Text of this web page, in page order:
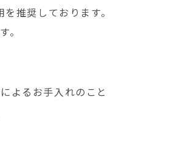
推奨しております。
。
よるお手入れのこと